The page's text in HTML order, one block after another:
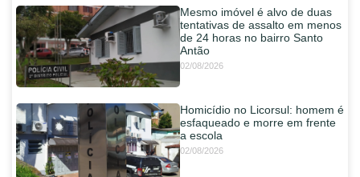
Mesmo imóvel é alvo de duas
tentativas de assalto em menos
de 24 horas no bairro Santo
Antão
02/08/2026
Homicídio no Licorsul: homem é
esfaqueado e morre em frente
a escola
02/08/2026